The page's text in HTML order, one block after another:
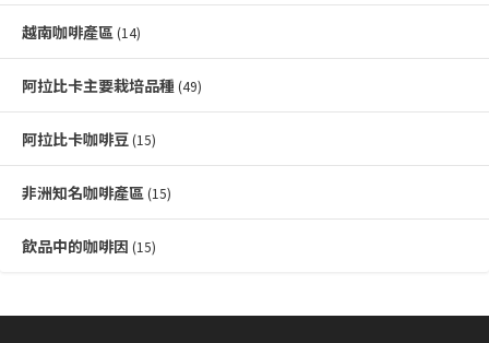
越南咖啡產區 (14)
阿拉比卡主要栽培品種 (49)
阿拉比卡咖啡豆 (15)
非洲知名咖啡產區 (15)
飲品中的咖啡因 (15)